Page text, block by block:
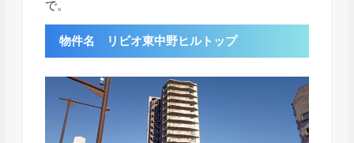
で。
物件名 リビオ東中野ヒルトップ